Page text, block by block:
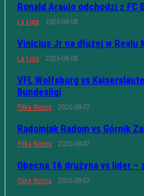
Ronald Araujo odchodzi z FC
La Liga 2026-08-08
Vinicius Jr na dłużej w Realu
La Liga 2026-08-08
VFL Wolfsburg vs
Bundesligi
Piłka Nożna 2026-08-07
Radomiak Radom vs Górnik
Piłka Nożna 2026-08-07
Obecna 16 drużyna vs lider
Piłka Nożna 2026-08-07